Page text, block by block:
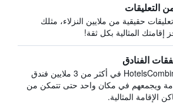
التعليقات
حقيقية من ملايين النزلاء، مثلك
إقامتك المثالية بكل ثقة!
الفنادق
يبحث HotelsCombined في أكثر من 3 ملايين فندق
ويجمعهم في مكان واحد حتى تتمكن من
الإقامة المثالية.